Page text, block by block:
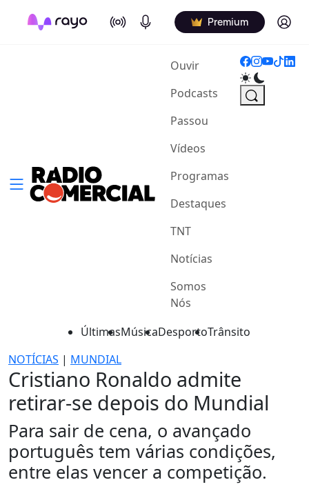
On Air Podcasts Premium Log in
Ouvir(current)
Podcasts
Passou
Vídeos
Programas
Destaques
TNT
Notícias
Somos
Nós
ÚltimasMúsicaDesportoTrânsito
NOTÍCIAS | MUNDIAL
Cristiano Ronaldo admite
retirar-se depois do Mundial
Para sair de cena, o avançado
português tem várias condições,
entre elas vencer a competição.